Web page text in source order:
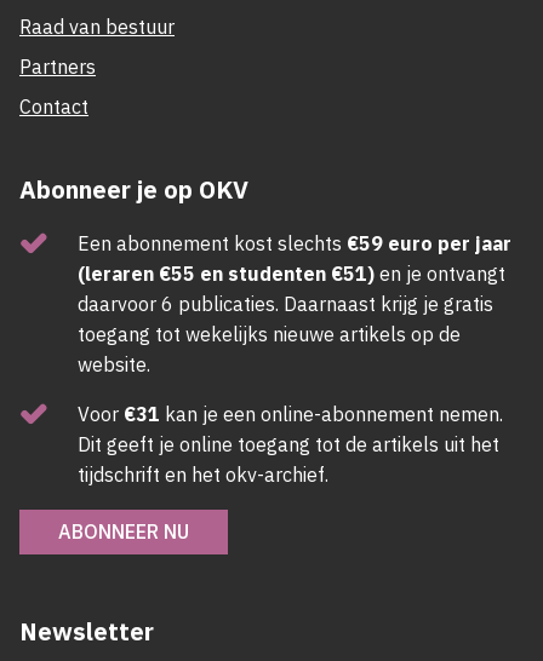
Raad van bestuur
Partners
Contact
Abonneer je op OKV
Een abonnement kost slechts €59 euro per jaar
(leraren €55 en studenten €51) en je ontvangt
daarvoor 6 publicaties. Daarnaast krijg je gratis
toegang tot wekelijks nieuwe artikels op de
website.
Voor €31 kan je een online-abonnement nemen.
Dit geeft je online toegang tot de artikels uit het
tijdschrift en het okv-archief.
ABONNEER NU
Newsletter